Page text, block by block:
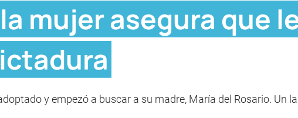
mujer asegura que
y empezó a buscar a su madre, María del Rosario. Un